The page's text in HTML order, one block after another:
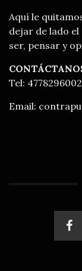
Aquí le
dejar de lado
ser, pensar y
Tel: 4778296002
Email: